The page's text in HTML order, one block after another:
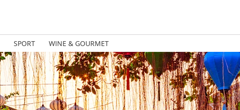
SPORT WINE & GOURMET